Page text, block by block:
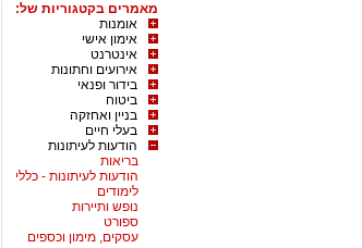
מאמרים בקטגוריות של:
אומנות
אימון אישי
אינטרנט
אירועים וחתונות
בידור ופנאי
ביטוח
בניין ואחזקה
בעלי חיים
הודעות לעיתונות
בריאות
הודעות לעיתונות - כללי
לימודים
נופש ותיירות
ספורט
עסקים, מימון וכספים